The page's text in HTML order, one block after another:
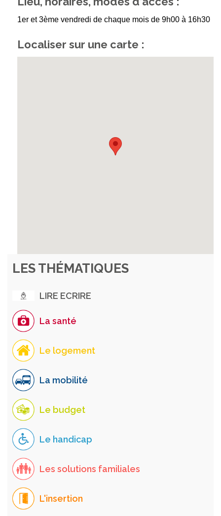
1er et 3ème vendredi de chaque mois de 9h00 à 16h30
Localiser sur une carte :
LES THÉMATIQUES
LIRE ECRIRE
La santé
Le logement
La mobilité
Le budget
Le handicap
Les solutions familiales
L'insertion